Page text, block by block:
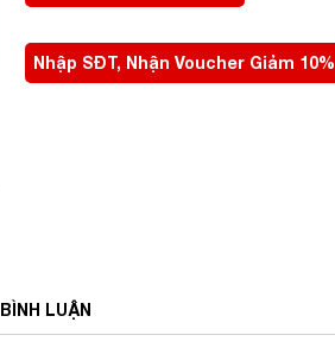
Nhập SĐT, Nhận Voucher Giảm 10%
BÌNH LUẬN